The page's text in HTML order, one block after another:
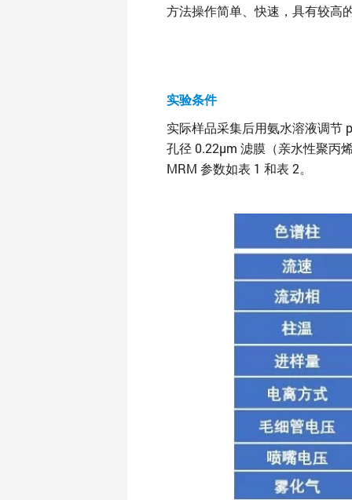
方法操作简单、快速，具有较高
实验条件
实际样品采集后用氨水溶液调节
孔径 0.22μm 滤膜（亲水性聚丙
MRM 参数如表 1 和表 2。